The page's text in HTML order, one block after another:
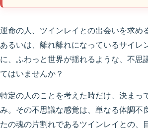
運命の人、ツインレイとの出会いを求め
あるいは、離れ離れになっているサイレ
に、ふわっと世界が揺れるような、不思
てはいませんか？
特定の人のことを考えた時だけ、決まっ
み。その不思議な感覚は、単なる体調不
たの魂の片割れであるツインレイとの、